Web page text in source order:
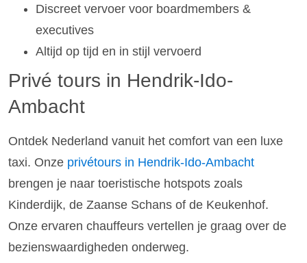
Discreet vervoer voor boardmembers &
executives
Altijd op tijd en in stijl vervoerd
Privé tours in Hendrik-Ido-
Ambacht
Ontdek Nederland vanuit het comfort van een luxe
taxi. Onze privétours in Hendrik-Ido-Ambacht
brengen je naar toeristische hotspots zoals
Kinderdijk, de Zaanse Schans of de Keukenhof.
Onze ervaren chauffeurs vertellen je graag over de
bezienswaardigheden onderweg.